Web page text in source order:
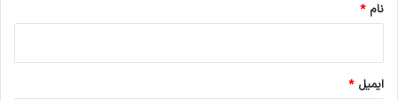
نام*
ایمیل*